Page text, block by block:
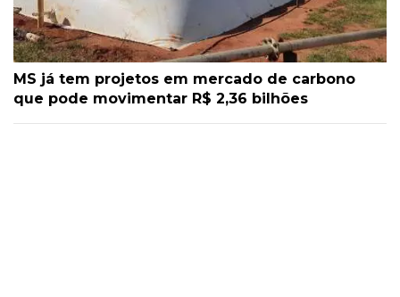
MS já tem projetos em mercado de carbono
que pode movimentar R$ 2,36 bilhões